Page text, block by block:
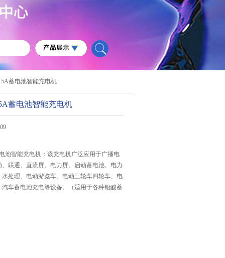
蓄电池智能充电机
蓄电池智能充电机
池智能充电机：该充电机广泛应用于广播电
联通、直流屏、电力屏、启动蓄电池、电力
处理、电动游览车、电动三轮车四轮车、电
车蓄电池充电等设备。（适用于各种铅酸蓄